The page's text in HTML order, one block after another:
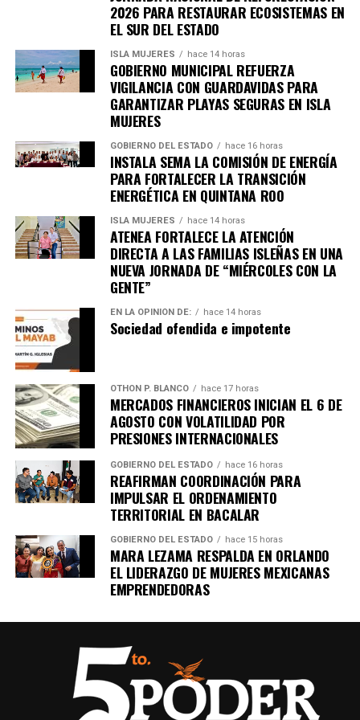
Holbox, donde sus playas están libres del alga y listas
para recibir a los miles de turistas que arriban este verano.
Además, ya está en su apogeo el nado con el tiburón
ballena y la bioluminiscencia.
En ese contexto, la administración de Josué Nivardo Mena
Villanueva, junto con la iniciativa privada, organizaron un
concurso “Tu bote, tu identidad”, mediante el cual se
entregaron botes de basura a familias holboxeñas con el
propósito de que cada vivienda cuente con un recipiente
para almacenar correctamente sus desechos antes de la
Ese concurso lo ganó el ciudadano Jhonny Manuel Moguel
Canto, quien obtuvo como premio una estancia de tres
noches para dos personas en un hotel de la Riviera Maya,
cortesía de la empresa “Viajes Lili”, que además participó
como patrocinadora de la entrega de contenedores. Al
tiempo…
Recibe las noticias al instante
Únete al canal oficial de WhatsApp de
Quinto Podery recibe las noticias más
importantes de Quintana Roo directamente
2026 PARA RESTAURAR ECOSISTEMAS EN
EL SUR DEL ESTADO
ISLA MUJERES hace 14 horas
GOBIERNO MUNICIPAL REFUERZA
VIGILANCIA CON GUARDAVIDAS PARA
GARANTIZAR PLAYAS SEGURAS EN ISLA
MUJERES
GOBIERNO DEL ESTADO hace 16 horas
INSTALA SEMA LA COMISIÓN DE ENERGÍA
PARA FORTALECER LA TRANSICIÓN
ENERGÉTICA EN QUINTANA ROO
ISLA MUJERES hace 14 horas
ATENEA FORTALECE LA ATENCIÓN
DIRECTA A LAS FAMILIAS ISLEÑAS EN UNA
NUEVA JORNADA DE “MIÉRCOLES CON LA
GENTE”
EN LA OPINIÓN DE: hace 14 horas
Sociedad ofendida e impotente
OTHON P. BLANCO hace 17 horas
MERCADOS FINANCIEROS INICIAN EL 6 DE
AGOSTO CON VOLATILIDAD POR
PRESIONES INTERNACIONALES
GOBIERNO DEL ESTADO hace 16 horas
REAFIRMAN COORDINACIÓN PARA
IMPULSAR EL ORDENAMIENTO
TERRITORIAL EN BACALAR
GOBIERNO DEL ESTADO hace 15 horas
MARA LEZAMA RESPALDA EN ORLANDO
EL LIDERAZGO DE MUJERES MEXICANAS
EMPRENDEDORAS